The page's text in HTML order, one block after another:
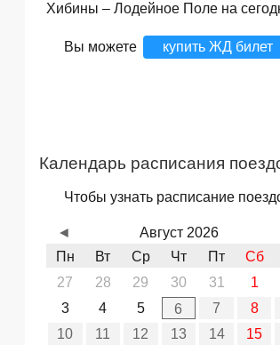
Хибины – Лодейное Поле на
Вы можете купить ЖД билет
Календарь расписания
Чтобы узнать расписание
Август 2026
Пн
Вт Ср Чт Пт Сб
27
28 29 30 31 1
3
4 5 6 7 8
10
11 12 13 14 15
◄